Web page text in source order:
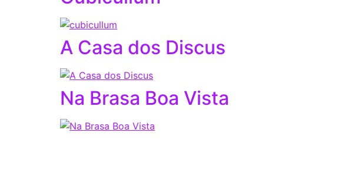
A Casa dos Discus
Na Brasa Boa Vista